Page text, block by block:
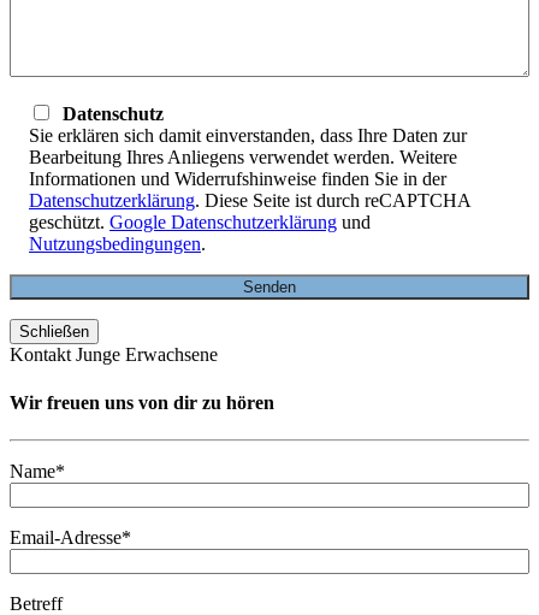
Datenschutz
Sie erklären sich damit einverstanden, dass Ihre Daten zur
Bearbeitung Ihres Anliegens verwendet werden. Weitere
Informationen und Widerrufshinweise finden Sie in der
Datenschutzerklärung. Diese Seite ist durch reCAPTCHA
geschützt. Google Datenschutzerklärung und
Nutzungsbedingungen.
Schließen
Kontakt Junge Erwachsene
Wir freuen uns von dir zu hören
Name*
Email-Adresse*
Betreff